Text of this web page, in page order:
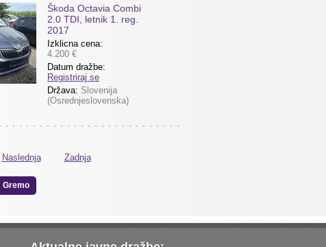
Škoda Octavia Combi
2.0 TDI, letnik 1. reg.
2017
Izklicna cena:
4.200 €
Datum dražbe:
Registriraj se
Država: Slovenija
(Osrednjeslovenska)
Naslednja Zadnja
Gremo